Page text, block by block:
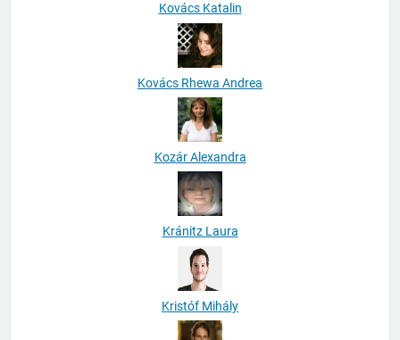
Kovács Katalin
Kovács Rhewa Andrea
Kozár Alexandra
Kránitz Laura
Kristóf Mihály